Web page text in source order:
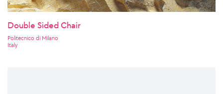
Double Sided Chair
Politecnico di Milano
Italy